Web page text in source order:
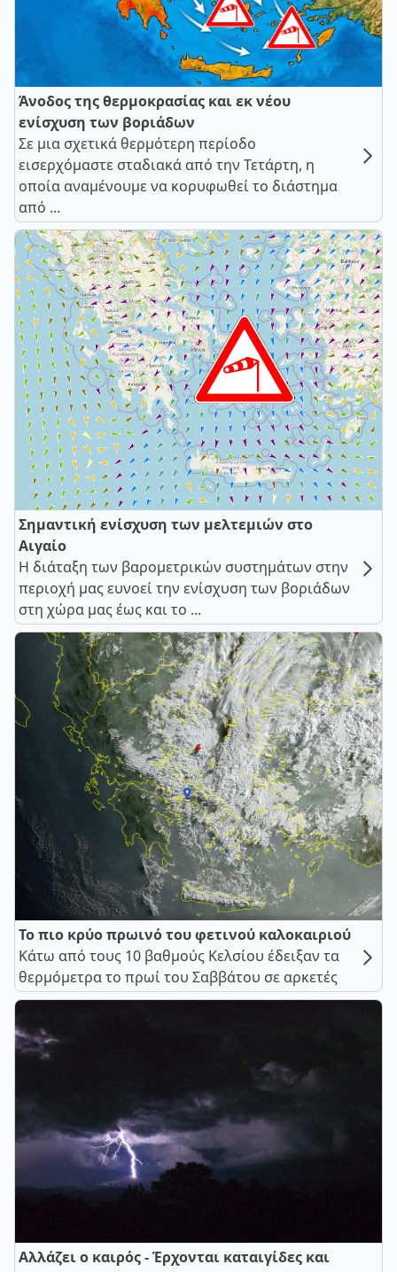
Άνοδος της θερμοκρασίας και εκ νέου
ενίσχυση των βοριάδων
Σε μια σχετικά θερμότερη περίοδο
εισερχόμαστε σταδιακά από την Τετάρτη, η
οποία αναμένουμε να κορυφωθεί το διάστημα
από ...
Σημαντική ενίσχυση των μελτεμιών στο
Αιγαίο
Η διάταξη των βαρομετρικών συστημάτων στην
περιοχή μας ευνοεί την ενίσχυση των βοριάδων
στη χώρα μας έως και το ...
Το πιο κρύο πρωινό του φετινού καλοκαιριού
Κάτω από τους 10 βαθμούς Κελσίου έδειξαν τα
θερμόμετρα το πρωί του Σαββάτου σε αρκετές
Αλλάζει ο καιρός - Έρχονται καταιγίδες και